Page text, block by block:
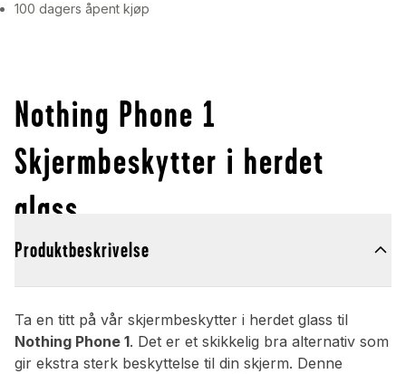
100 dagers åpent kjøp
Nothing Phone 1
Skjermbeskytter i herdet
glass
Produktbeskrivelse
Ta en titt på vår skjermbeskytter i herdet glass til
Nothing Phone 1. Det er et skikkelig bra alternativ som
gir ekstra sterk beskyttelse til din skjerm. Denne